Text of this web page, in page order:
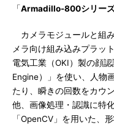
「Armadillo-800シリー
カメラモジュールと組
メラ向け組み込みプラッ
電気工業（OKI）製の顔
Engine）」を使い、人物
たり、瞬きの回数をカウ
他、画像処理・認識に特
「OpenCV」を用いた、